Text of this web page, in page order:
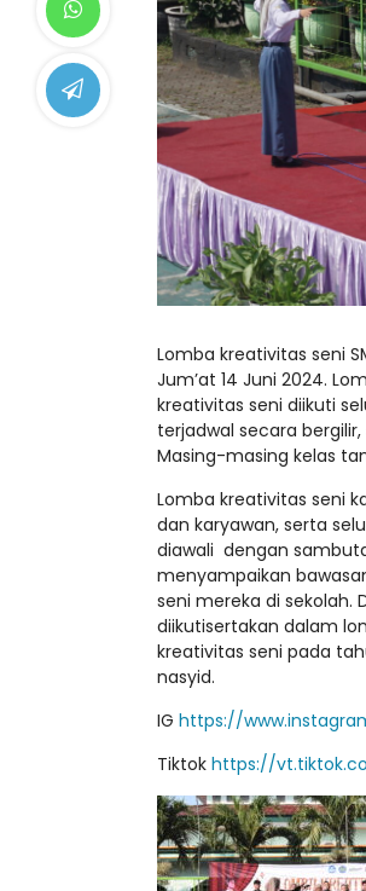
Lomba kreativitas seni
Jum’at 14 Juni 2024.
kreativitas seni diikuti
terjadwal secara
Masing-masing kelas
Lomba kreativitas seni
dan karyawan, serta
diawali dengan
menyampaikan
seni mereka di sekolah.
diikutisertakan dalam
kreativitas seni pada
nasyid.
IG https://
Tiktok https://